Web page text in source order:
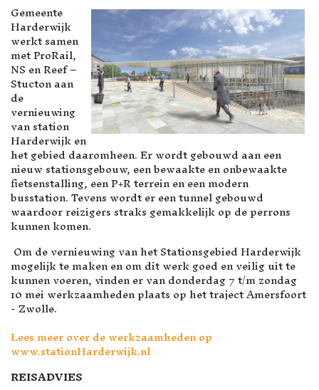
Gemeente
Harderwijk
werkt samen
met ProRail,
NS en Reef –
Stucton aan
de
vernieuwing
van station
Harderwijk en
het gebied daaromheen. Er wordt gebouwd aan een
nieuw stationsgebouw, een bewaakte en onbewaakte
fietsenstalling, een P+R terrein en een modern
busstation. Tevens wordt er een tunnel gebouwd
waardoor reizigers straks gemakkelijk op de perrons
kunnen komen.
Om de vernieuwing van het Stationsgebied Harderwijk
mogelijk te maken en om dit werk goed en veilig uit te
kunnen voeren, vinden er van donderdag 7 t/m zondag
10 mei werkzaamheden plaats op het traject Amersfoort
- Zwolle.
Lees meer over de werkzaamheden op
www.stationHarderwijk.nl
REISADVIES